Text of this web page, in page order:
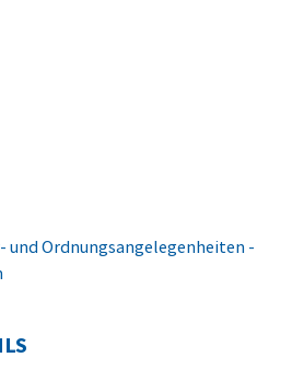
und Ordnungsangelegenheiten -